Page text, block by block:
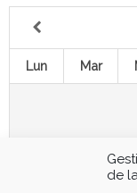
de
Lun Mar